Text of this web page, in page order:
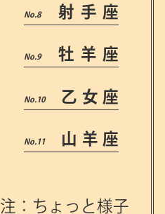
射手座
牡羊座
乙女座
山羊座
注：ちょっと様子